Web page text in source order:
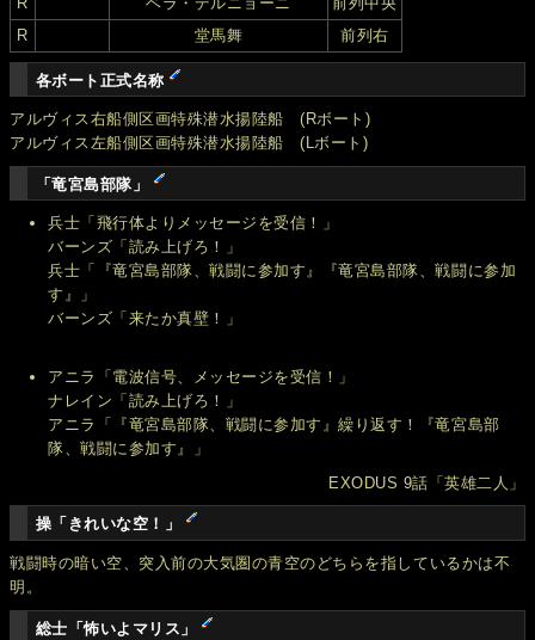
R
堂馬舞 前列右
各ボート正式名称
アルヴィス右船側区画特殊潜水揚陸船 (Rボート)
アルヴィス左船側区画特殊潜水揚陸船 (Lボート)
「竜宮島部隊」
兵士「飛行体よりメッセージを受信！」
バーンズ「読み上げろ！」
兵士「『竜宮島部隊、戦闘に参加す』『竜宮島部隊、戦闘に参加
す』」
バーンズ「来たか真壁！」
アニラ「電波信号、メッセージを受信！」
ナレイン「読み上げろ！」
アニラ「『竜宮島部隊、戦闘に参加す』繰り返す！『竜宮島部
隊、戦闘に参加す』」
EXODUS 9話「英雄二人」
操「きれいな空！」
戦闘時の暗い空、突入前の大気圏の青空のどちらを指しているかは不
明。
総士「怖いよマリス」